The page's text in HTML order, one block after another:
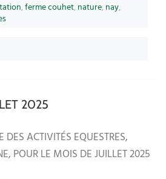
,ferme couhet,nature,nay,
2025
ACTIVITÉS EQUESTRES,
POUR LE MOIS DE JUILLET 2025